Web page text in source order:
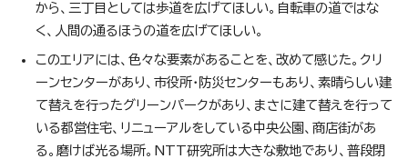
から、三丁目としては歩道を広げてほしい。自転車の道ではな
く、人間の通るほうの道を広げてほしい。
このエリアには、色々な要素があることを、改めて感じた。クリ
ーンセンターがあり、市役所・防災センターもあり、素晴らしい建
て替えを行ったグリーンパークがあり、まさに建て替えを行って
いる都営住宅、リニューアルをしている中央公園、商店街があ
る。磨けば光る場所。NTT研究所は大きな敷地であり、普段閉